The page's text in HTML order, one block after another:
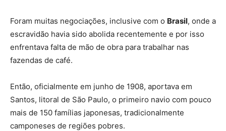
Foram muitas negociações, inclusive com o Brasil, onde a
escravidão havia sido abolida recentemente e por isso
enfrentava falta de mão de obra para trabalhar nas
fazendas de café.
Então, oficialmente em junho de 1908, aportava em
Santos, litoral de São Paulo, o primeiro navio com pouco
mais de 150 famílias japonesas, tradicionalmente
camponeses de regiões pobres.